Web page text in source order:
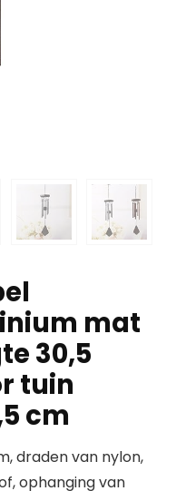
mat
30,5
tuin
cm
draden van nylon,
ophanging van